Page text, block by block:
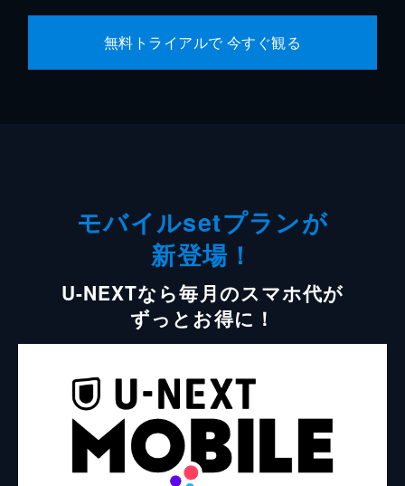
無料トライアルで 今すぐ観る
モバイルsetプランが
新登場！
U-NEXTなら毎月のスマホ代が
ずっとお得に！